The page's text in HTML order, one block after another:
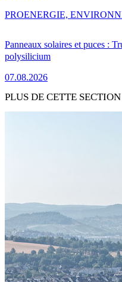
Panneaux solaires et puces :
polysilicium
07.08.2026
PROENERGIE,
PLUS DE CETTE SECTION